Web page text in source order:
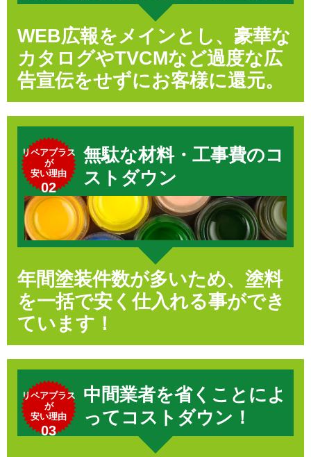
WEB広報をメインとし、豪華な
カタログやTVCMなど過度な広
告宣伝をせずにお客様に還元。
リペアプラス
が
安い理由
02
無駄な材料・工事費のコ
ストダウン
年間塗装件数が多いため、塗料
を一括で安く仕入れる事ができ
ています！
リペアプラス
が
安い理由
03
中間業者を省くことによ
ってコストダウン！